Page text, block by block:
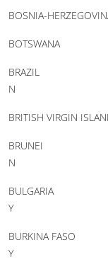
N
BRITISH
N
Y
Y